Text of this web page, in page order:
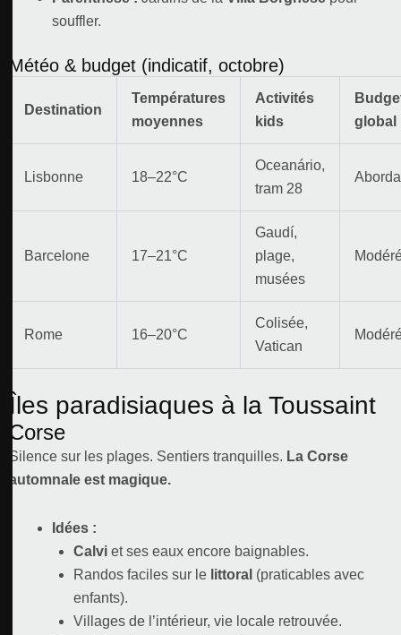
souffler.
Météo & budget (indicatif, octobre)
Destination
Températures
moyennes
Activités
kids
global
Lisbonne 18–22°C
Oceanário,
tram 28
Barcelone 17–21°C
Gaudí,
plage,
musées
Rome 16–20°C
Colisée,
Vatican
Îles paradisiaques à la Toussaint
Corse
Silence sur les plages. Sentiers tranquilles. La Corse
automnale est magique.
Idées :
Calvi et ses eaux encore baignables.
Randos faciles sur le littoral (praticables avec
enfants).
Villages de l’intérieur, vie locale retrouvée.